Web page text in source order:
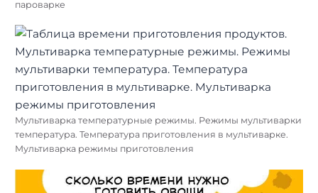
пароварке
Мультиварка температурные режимы. Режимы мультиварки
температура. Температура приготовления в мультиварке.
Мультиварка режимы приготовления